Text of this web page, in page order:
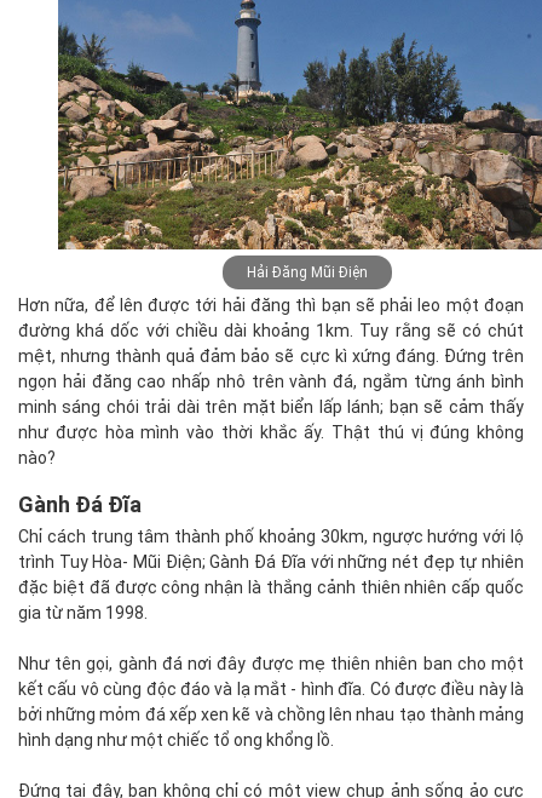
Hải Đăng Mũi Điện
Hơn nữa, để lên được tới hải đăng thì bạn sẽ phải leo một đoạn
đường khá dốc với chiều dài khoảng 1km. Tuy rằng sẽ có chút
mệt, nhưng thành quả đảm bảo sẽ cực kì xứng đáng. Đứng trên
ngọn hải đăng cao nhấp nhô trên vành đá, ngắm từng ánh bình
minh sáng chói trải dài trên mặt biển lấp lánh; bạn sẽ cảm thấy
như được hòa mình vào thời khắc ấy. Thật thú vị đúng không
nào?
Gành Đá Đĩa
Chỉ cách trung tâm thành phố khoảng 30km, ngược hướng với lộ
trình Tuy Hòa- Mũi Điện; Gành Đá Đĩa với những nét đẹp tự nhiên
đặc biệt đã được công nhận là thắng cảnh thiên nhiên cấp quốc
gia từ năm 1998.
Như tên gọi, gành đá nơi đây được mẹ thiên nhiên ban cho một
kết cấu vô cùng độc đáo và lạ mắt - hình đĩa. Có được điều này là
bởi những mỏm đá xếp xen kẽ và chồng lên nhau tạo thành mảng
hình dạng như một chiếc tổ ong khổng lồ.
Đứng tại đây, bạn không chỉ có một view chụp ảnh sống ảo cực